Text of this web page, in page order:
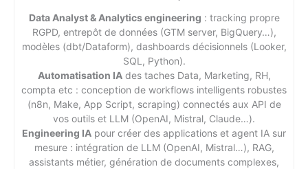
Data Analyst & Analytics engineering : tracking propre
RGPD, entrepôt de données (GTM server, BigQuery…),
modèles (dbt/Dataform), dashboards décisionnels (Looker,
SQL, Python).
Automatisation IAdes taches Data, Marketing, RH,
compta etc : conception de workflows intelligents robustes
(n8n, Make, App Script, scraping) connectés aux API de
vos outils et LLM (OpenAI, Mistral, Claude…).
Engineering IA pour créer des applications et agent IA sur
mesure : intégration de LLM (OpenAI, Mistral…), RAG,
assistants métier, génération de documents complexes,